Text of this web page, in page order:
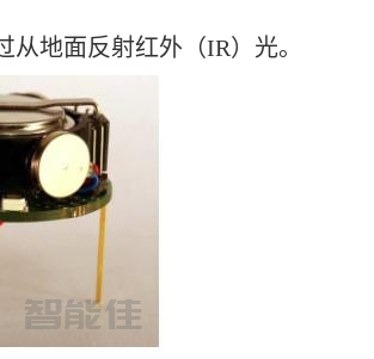
地面反射红外（IR）光。